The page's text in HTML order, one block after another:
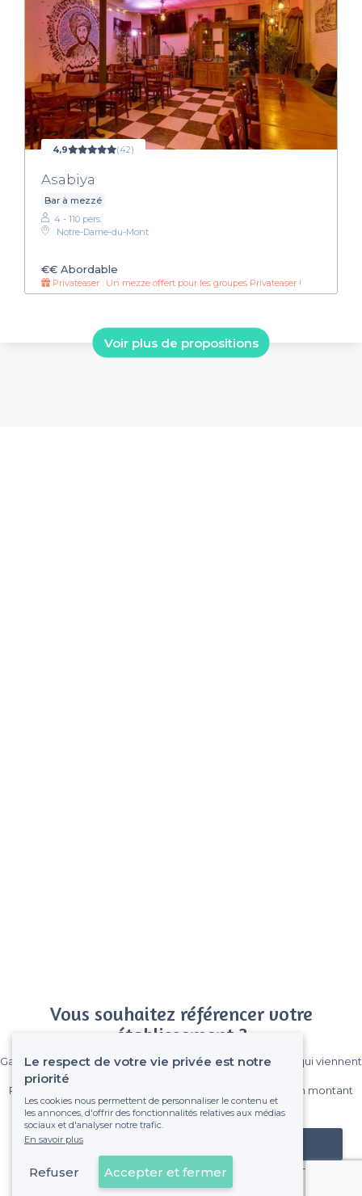
4,9 (42)
Asabiya
Bar à mezzé
4 - 110 pers.
Notre-Dame-du-Mont
€€ Abordable
Privateaser : Un mezze offert pour les groupes Privateaser !
Voir plus de propositions
Vous souhaitez référencer votre
établissement ?
Gagnez de nombreux clients parmi le million de visiteurs qui viennent
Pas de commissions et sans engagement, vous payez un montant
fixe sans risque de voir déraper la facture.
Référencer mon établissement
Déjà client
Le respect de votre vie privée est notre
priorité
Les cookies nous permettent de personnaliser le contenu et
les annonces, d'offrir des fonctionnalités relatives aux médias
sociaux et d'analyser notre trafic.
En savoir plus
Refuser Accepter et fermer